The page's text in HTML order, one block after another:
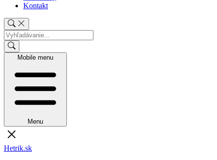
Kontakt
Mobile menu
Menu
Hetrik.sk